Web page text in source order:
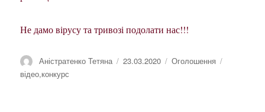
Не дамо вірусу та тривозі подолати нас!!!
Автор
Аністратенко Тетяна Оприлюднено
23.03.2020 Категорії
Оголошення
відео,конкурс